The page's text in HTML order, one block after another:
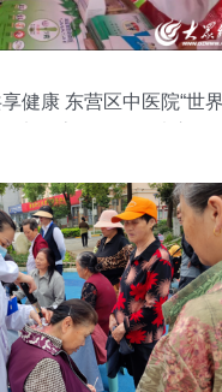
健康 东营区中医院“世